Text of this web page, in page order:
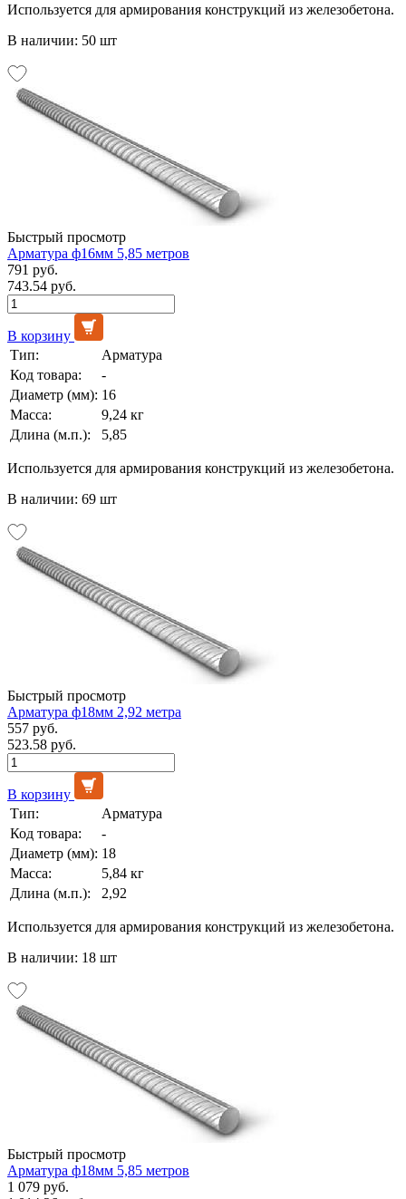
Используется для армирования конструкций из железобетона.
В наличии: 50 шт
Быстрый просмотр
Арматура ф16мм 5,85 метров
791 руб.
743.54 руб.
В корзину
Тип:
Арматура
Код товара:
-
Диаметр (мм): 16
Масса:
9,24 кг
Длина (м.п.):
5,85
Используется для армирования конструкций из железобетона.
В наличии: 69 шт
Быстрый просмотр
Арматура ф18мм 2,92 метра
557 руб.
523.58 руб.
В корзину
Тип:
Арматура
Код товара:
-
Диаметр (мм): 18
Масса:
5,84 кг
Длина (м.п.):
2,92
Используется для армирования конструкций из железобетона.
В наличии: 18 шт
Быстрый просмотр
Арматура ф18мм 5,85 метров
1 079 руб.